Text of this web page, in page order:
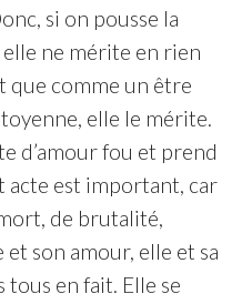
si on pousse la
ne mérite en rien
que comme un être
elle le mérite.
d’amour fou et prend
acte est important, car
de brutalité,
et son amour, elle et sa
tous en fait. Elle se